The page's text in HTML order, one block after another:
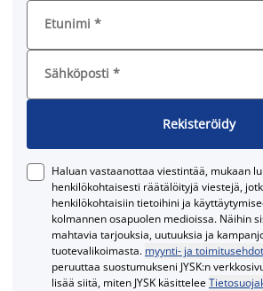
Etunimi *
Sähköposti *
Rekisteröidy
Haluan vastaanottaa viestintää, mukaan
henkilökohtaisesti räätälöityjä viestejä,
henkilökohtaisiin tietoihini ja
kolmannen osapuolen medioissa. Näihin
mahtavia tarjouksia, uutuuksia ja
tuotevalikoimasta. myynti- ja toimitusehdot
peruuttaa suostumukseni JYSK:n
lisää siitä, miten JYSK käsittelee